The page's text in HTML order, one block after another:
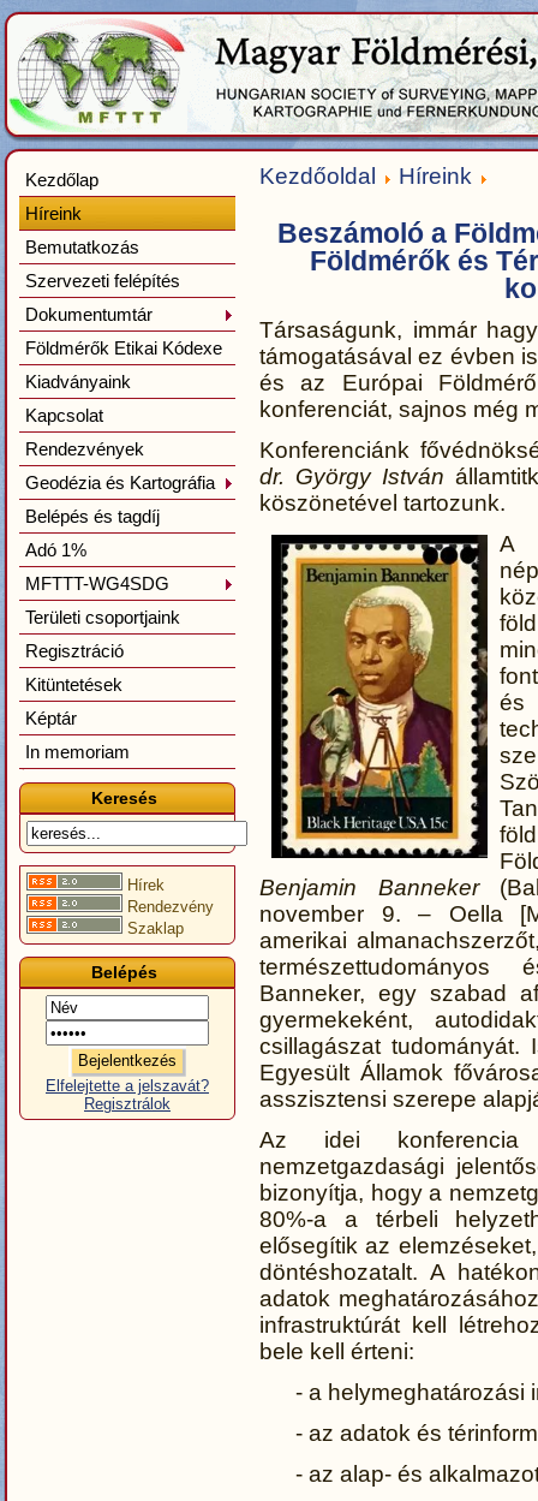
Kezdőlap
Híreink
Bemutatkozás
Szervezeti felépítés
Dokumentumtár
Földmérők Etikai Kódexe
Kiadványaink
Kapcsolat
Rendezvények
Geodézia és Kartográfia
Belépés és tagdíj
Adó 1%
MFTTT-WG4SDG
Területi csoportjaink
Regisztráció
Kitüntetések
Képtár
In memoriam
Keresés
Hírek
Rendezvény
Szaklap
Belépés
Elfelejtette a jelszavát?
Regisztrálok
Kezdőoldal Híreink
Beszámoló a
Földmérők és
Társaságunk, immár
támogatásával ez évben
és az Európai
konferenciát, sajnos még
Konferenciánk
dr. György István
köszönetével tartozunk.
A
Benjamin Banneker
november 9. – Oella
amerikai
Banneker, egy szabad
gyermekeként,
csillagászat tudományát.
Egyesült Államok
asszisztensi szerepe
Az idei konferencia
nemzetgazdasági
bizonyítja, hogy a
80%‑a a térbeli
elősegítik az
döntéshozatalt. A
adatok
infrastruktúrát kell
bele kell érteni:
- a helymeghatározási
- az adatok és
- az alap- és